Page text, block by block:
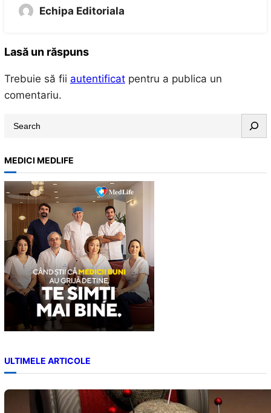
Echipa Editoriala
Lasă un răspuns
Trebuie să fii autentificatpentru a publica un
comentariu.
a
r
c
h
MEDICI MEDLIFE
ULTIMELE ARTICOLE